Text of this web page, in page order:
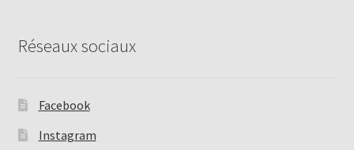
Réseaux sociaux
Facebook
Instagram